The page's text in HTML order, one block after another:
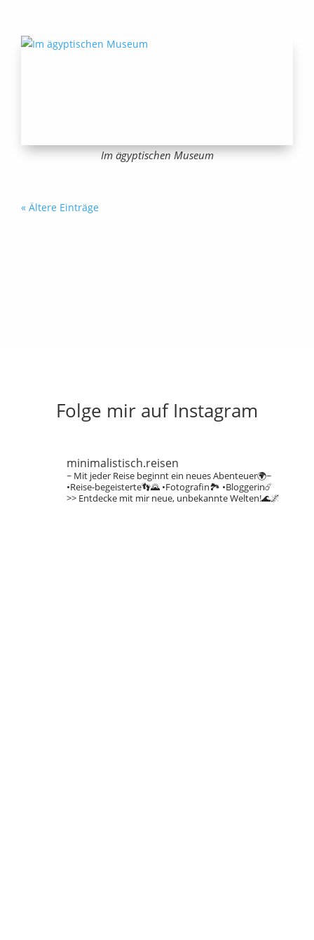
Im ägyptischen Museum
« Ältere Einträge
Folge mir auf Instagram
minimalistisch.reisen
~ Mit jeder Reise beginnt ein neues Abenteuer🌍~
•Reise-begeisterte👣🌄•Fotografin🏞️ •Bloggerin☄️
>> Entdecke mit mir neue, unbekannte Welten!🌊🌌